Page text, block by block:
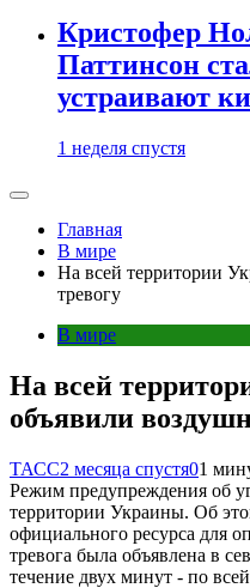
Кристофер
Паттинсон
устраивают
1 неделя спустя
Главная
В мире
На всей территории
тревогу
В мире
На всей
объявили
ТАСС2 месяца спустя01
Режим предупреждения об
территории Украины. Об
официального ресурса для
тревога была объявлена в
течение двух минут - по